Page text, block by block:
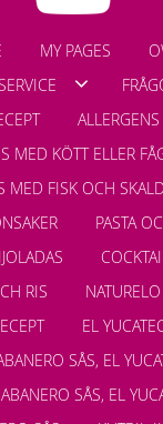
MY PAGES
ALLERGENS
MED KÖTT ELLER
MED FISK OCH
PASTA
RIS
EL
SÅS, EL
SÅS, EL